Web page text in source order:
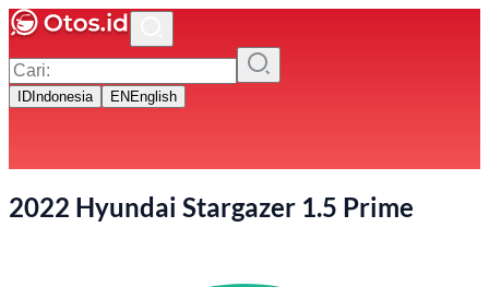
ID Indonesia EN English
2022 Hyundai Stargazer 1.5 Prime